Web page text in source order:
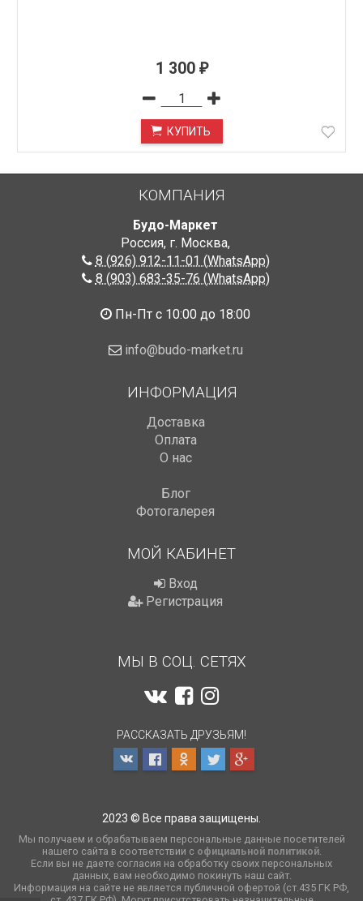
1 300 ₽
КУПИТЬ
КОМПАНИЯ
Будо-Маркет
Россия, г. Москва,
8 (926) 912-11-01 (WhatsApp)
8 (903) 683-35-76 (WhatsApp)
Пн-Пт с 10:00 до 18:00
info@budo-market.ru
ИНФОРМАЦИЯ
Доставка
Оплата
О нас
Блог
Фотогалерея
МОЙ КАБИНЕТ
Вход
Регистрация
МЫ В СОЦ. СЕТЯХ
РАССКАЗАТЬ ДРУЗЬЯМ!
2023 © Все права защищены.
Мы получаем и обрабатываем персональные данные посетителей
нашего сайта в соответствии с официальной политикой.
Если вы не даете согласия на обработку своих персональных
данных, вам необходимо покинуть наш сайт.
Информация на сайте не является публичной офертой (ст.435 ГК РФ,